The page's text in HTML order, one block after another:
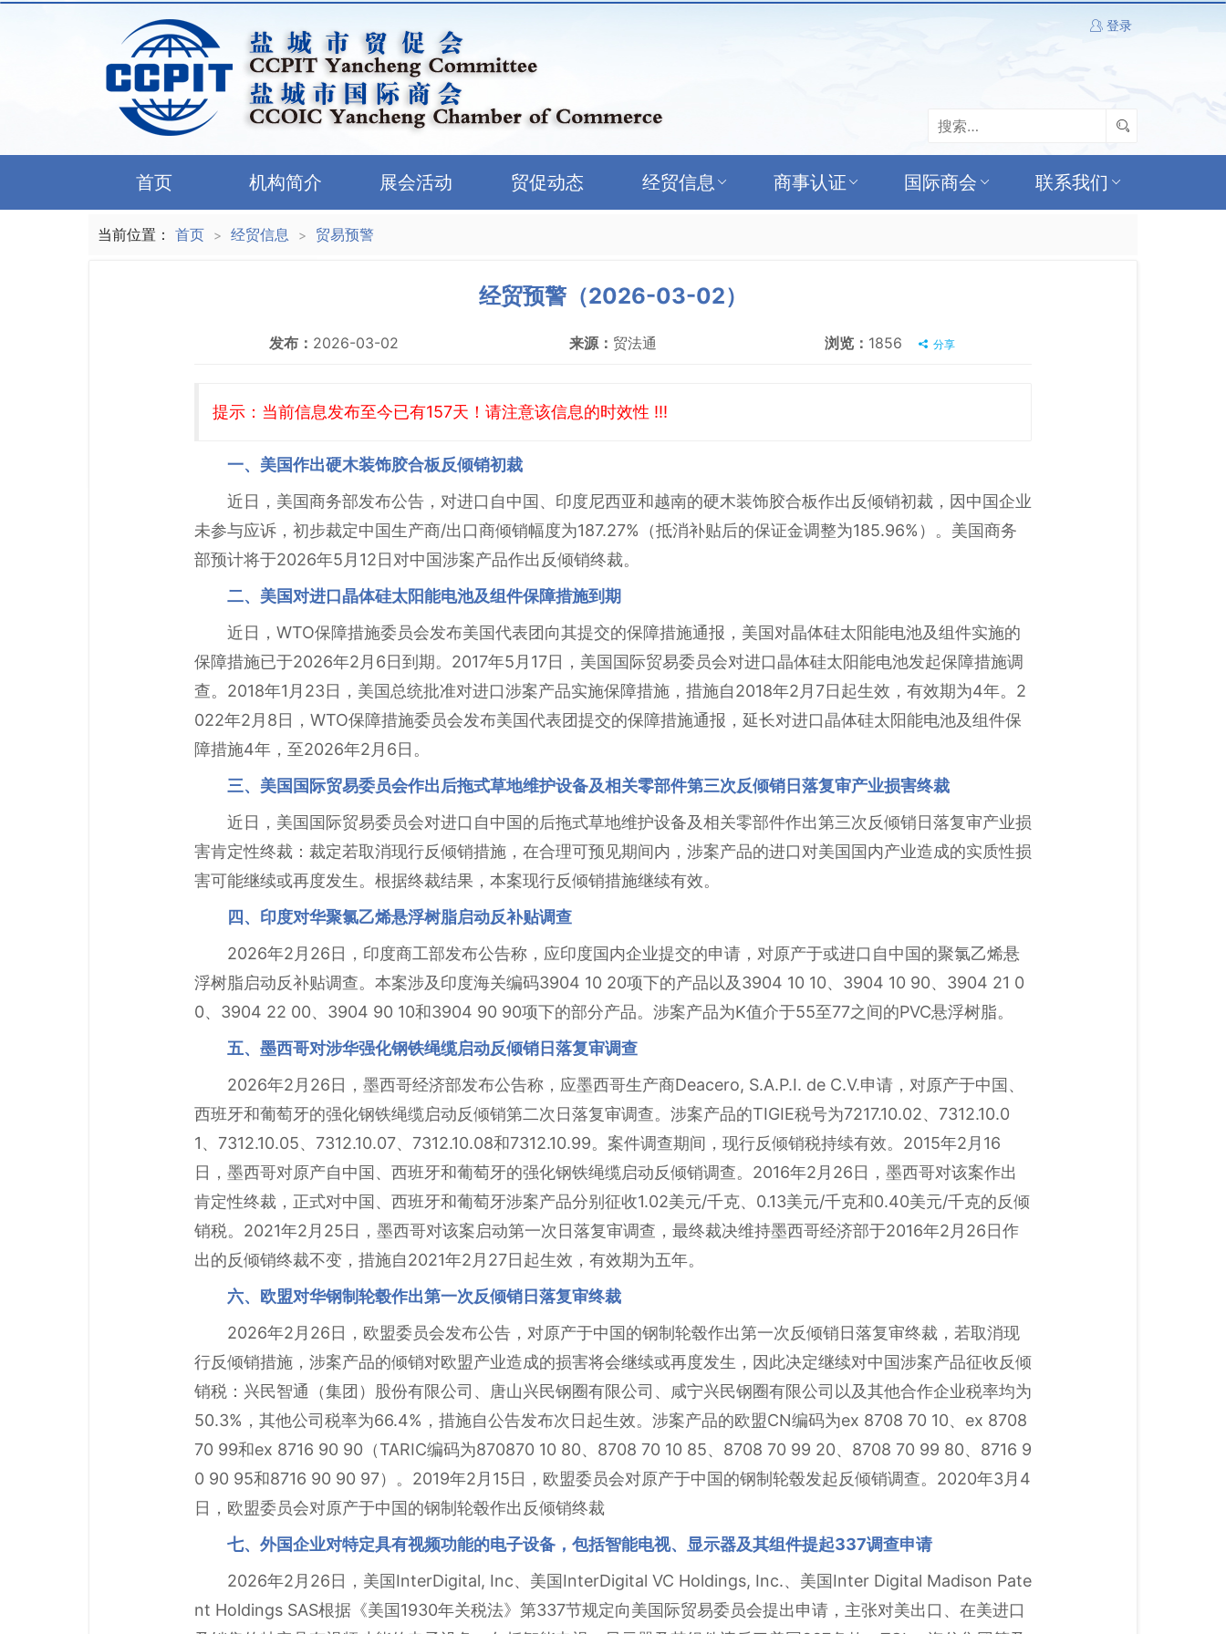
登录
首页 机构简介 展会活动 贸促动态 经贸信息 商事认证 国际商会 联系我们
当前位置： 首页 > 经贸信息 > 贸易预警
经贸预警（2026-03-02）
发布： 2026-03-02 来源： 贸法通 浏览： 1856 分享
提示：当前信息发布至今已有157天！请注意该信息的时效性 !!!
一、美国作出硬木装饰胶合板反倾销初裁
近日，美国商务部发布公告，对进口自中国、印度尼西亚和越南的硬木装饰胶合板作出反倾销初裁，因中国企业
未参与应诉，初步裁定中国生产商/出口商倾销幅度为187.27%（抵消补贴后的保证金调整为185.96%）。美国商务
部预计将于2026年5月12日对中国涉案产品作出反倾销终裁。
二、美国对进口晶体硅太阳能电池及组件保障措施到期
近日，WTO保障措施委员会发布美国代表团向其提交的保障措施通报，美国对晶体硅太阳能电池及组件实施的
保障措施已于2026年2月6日到期。2017年5月17日，美国国际贸易委员会对进口晶体硅太阳能电池发起保障措施调
查。2018年1月23日，美国总统批准对进口涉案产品实施保障措施，措施自2018年2月7日起生效，有效期为4年。2
022年2月8日，WTO保障措施委员会发布美国代表团提交的保障措施通报，延长对进口晶体硅太阳能电池及组件保
障措施4年，至2026年2月6日。
三、美国国际贸易委员会作出后拖式草地维护设备及相关零部件第三次反倾销日落复审产业损害终裁
近日，美国国际贸易委员会对进口自中国的后拖式草地维护设备及相关零部件作出第三次反倾销日落复审产业损
害肯定性终裁：裁定若取消现行反倾销措施，在合理可预见期间内，涉案产品的进口对美国国内产业造成的实质性损
害可能继续或再度发生。根据终裁结果，本案现行反倾销措施继续有效。
四、印度对华聚氯乙烯悬浮树脂启动反补贴调查
2026年2月26日，印度商工部发布公告称，应印度国内企业提交的申请，对原产于或进口自中国的聚氯乙烯悬
浮树脂启动反补贴调查。本案涉及印度海关编码3904 10 20项下的产品以及3904 10 10、3904 10 90、3904 21 0
0、3904 22 00、3904 90 10和3904 90 90项下的部分产品。涉案产品为K值介于55至77之间的PVC悬浮树脂。
五、墨西哥对涉华强化钢铁绳缆启动反倾销日落复审调查
2026年2月26日，墨西哥经济部发布公告称，应墨西哥生产商Deacero, S.A.P.I. de C.V.申请，对原产于中国、
西班牙和葡萄牙的强化钢铁绳缆启动反倾销第二次日落复审调查。涉案产品的TIGIE税号为7217.10.02、7312.10.0
1、7312.10.05、7312.10.07、7312.10.08和7312.10.99。案件调查期间，现行反倾销税持续有效。2015年2月16
日，墨西哥对原产自中国、西班牙和葡萄牙的强化钢铁绳缆启动反倾销调查。2016年2月26日，墨西哥对该案作出
肯定性终裁，正式对中国、西班牙和葡萄牙涉案产品分别征收1.02美元/千克、0.13美元/千克和0.40美元/千克的反倾
销税。2021年2月25日，墨西哥对该案启动第一次日落复审调查，最终裁决维持墨西哥经济部于2016年2月26日作
出的反倾销终裁不变，措施自2021年2月27日起生效，有效期为五年。
六、欧盟对华钢制轮毂作出第一次反倾销日落复审终裁
2026年2月26日，欧盟委员会发布公告，对原产于中国的钢制轮毂作出第一次反倾销日落复审终裁，若取消现
行反倾销措施，涉案产品的倾销对欧盟产业造成的损害将会继续或再度发生，因此决定继续对中国涉案产品征收反倾
销税：兴民智通（集团）股份有限公司、唐山兴民钢圈有限公司、咸宁兴民钢圈有限公司以及其他合作企业税率均为
50.3%，其他公司税率为66.4%，措施自公告发布次日起生效。涉案产品的欧盟CN编码为ex 8708 70 10、ex 8708
70 99和ex 8716 90 90（TARIC编码为870870 10 80、8708 70 10 85、8708 70 99 20、8708 70 99 80、8716 9
0 90 95和8716 90 90 97）。2019年2月15日，欧盟委员会对原产于中国的钢制轮毂发起反倾销调查。2020年3月4
日，欧盟委员会对原产于中国的钢制轮毂作出反倾销终裁
七、外国企业对特定具有视频功能的电子设备，包括智能电视、显示器及其组件提起337调查申请
2026年2月26日，美国InterDigital, Inc、美国InterDigital VC Holdings, Inc.、美国Inter Digital Madison Pate
nt Holdings SAS根据《美国1930年关税法》第337节规定向美国际贸易委员会提出申请，主张对美出口、在美进口